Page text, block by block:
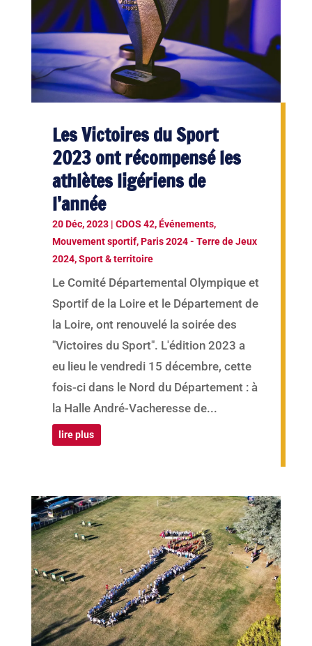
Les Victoires du Sport
2023 ont récompensé les
athlètes ligériens de
l’année
20 Déc, 2023| CDOS 42,Événements,
Mouvement sportif,Paris 2024 - Terre de Jeux
2024,Sport & territoire
Le Comité Départemental Olympique et
Sportif de la Loire et le Département de
la Loire, ont renouvelé la soirée des
"Victoires du Sport". L'édition 2023 a
eu lieu le vendredi 15 décembre, cette
fois-ci dans le Nord du Département : à
la Halle André-Vacheresse de...
lire plus